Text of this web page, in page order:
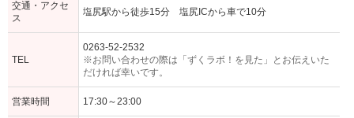
交通・アクセ
ス
塩尻駅から徒歩15分 塩尻ICから車で10分
TEL
0263-52-2532
※お問い合わせの際は「ずくラボ！を見た」とお伝えいた
だければ幸いです。
営業時間 17:30～23:00